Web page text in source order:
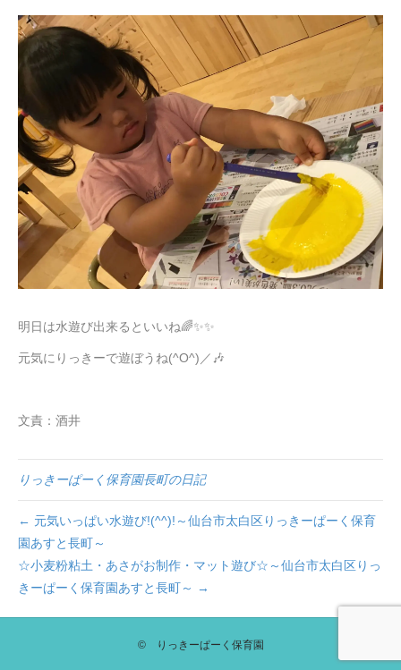
明日は水遊び出来るといいね🌈✨✨
元気にりっきーで遊ぼうね(^O^)／🎶
文責：酒井
りっきーぱーく保育園長町の日記
← 元気いっぱい水遊び!(^^)!～仙台市太白区りっきーぱーく保育
園あすと長町～
☆小麦粉粘土・あさがお制作・マット遊び☆～仙台市太白区りっ
きーぱーく保育園あすと長町～ →
© りっきーぱーく保育園